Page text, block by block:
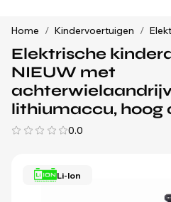
Home / Kindervoertuigen /
Elektrische
NIEUW met
lithiumaccu, hoog
0.0
Li-Ion